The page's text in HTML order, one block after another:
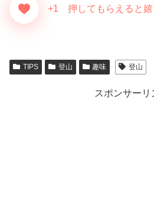
+1 押してもらえると嬉
TIPS 登山 趣味 登山
スポンサーリ